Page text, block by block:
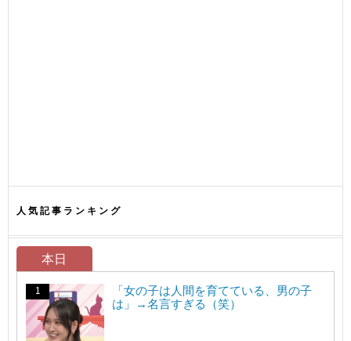
人気記事ランキング
本日
「女の子は人間を育てている、男の子
は」→名言すぎる（笑）